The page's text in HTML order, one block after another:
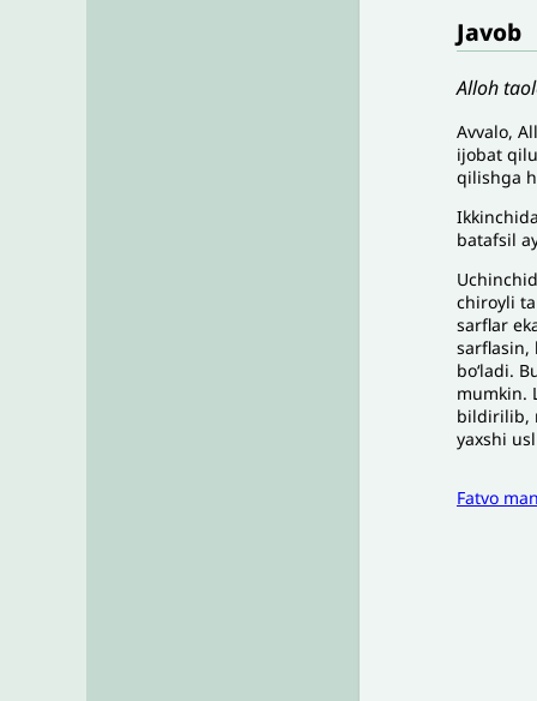
Javob
Alloh
Avvalo,
ijobatq
qilishga
batafsil
chiroyli
sarflar
sarflasin,
boʻladi.
mumkin.
bildirilib,
yaxshi
Fatvo